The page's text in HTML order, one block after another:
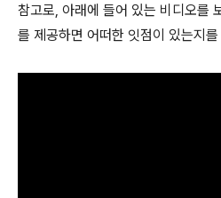
참고로, 아래에 들어 있는 비디오를
를 제공하면 어떠한 잇점이 있는지